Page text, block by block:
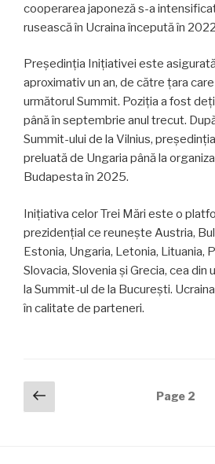
cooperarea japoneză s-a
rusească în Ucraina începută în
Președinția Inițiativei este
aproximativ un an, de către țara
următorul Summit. Poziția a fost
până în septembrie anul trecut.
Summit-ului de la Vilnius,
preluată de Ungaria până la
Budapesta în 2025.
Inițiativa celor Trei Mări este o
prezidențial ce reunește Austria,
Estonia, Ungaria, Letonia, Lituania,
Slovacia, Slovenia și Grecia, cea din
la Summit-ul de la București.
în calitate de parteneri.
Posts
navigation
page
Page 2